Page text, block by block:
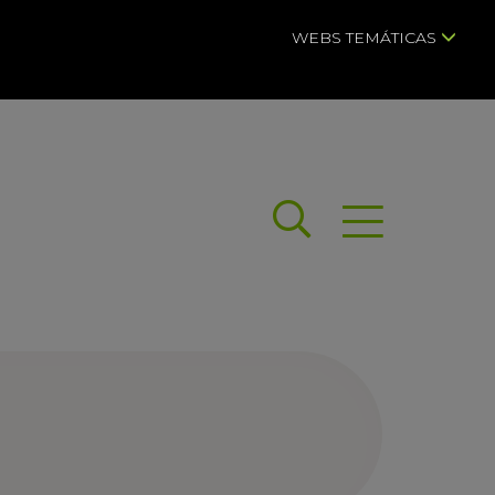
WEBS TEMÁTICAS
BuscarAbrir menú